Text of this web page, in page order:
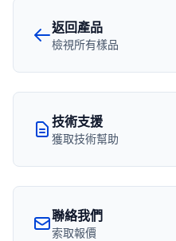
返回產品
檢視所有樣品
技術支援
獲取技術幫助
聯絡我們
索取報價